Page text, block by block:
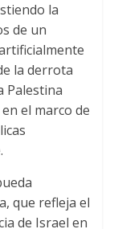
la
de un
la derrota
Palestina
el marco de
que refleja el
de Israel en